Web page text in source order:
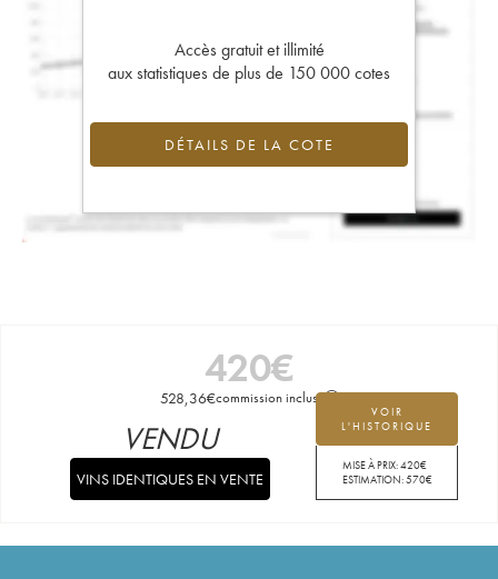
Accès gratuit et illimité
aux statistiques de plus de 150 000 cotes
DÉTAILS DE LA COTE
420€
528,36€commission incluse
VOIR
L'HISTORIQUE
MISE À PRIX:420€
ESTIMATION:570€
VENDU
VINS IDENTIQUES EN VENTE